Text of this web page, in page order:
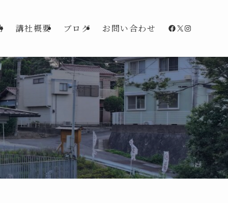
講社概要 ブログ お問い合わせ Facebook
X